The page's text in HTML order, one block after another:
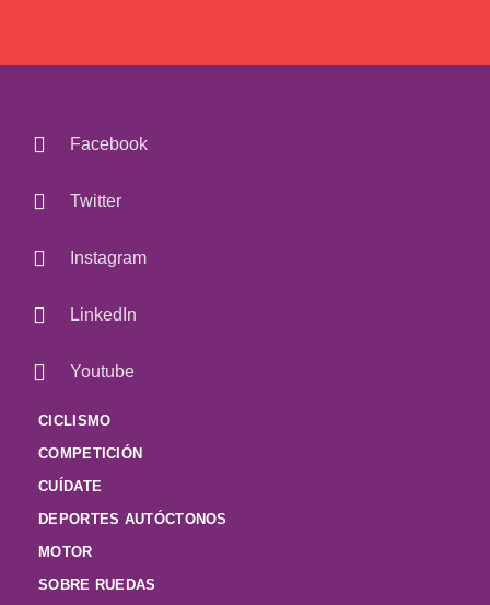
Facebook
Twitter
Instagram
LinkedIn
Youtube
CICLISMO
COMPETICIÓN
CUÍDATE
DEPORTES AUTÓCTONOS
MOTOR
SOBRE RUEDAS